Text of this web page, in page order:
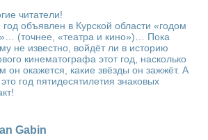
читатели!
год объявлен в Курской области «годом
(точнее, «театра и кино»)… Пока
не известно, войдёт ли в историю
кинематографа этот год, насколько
он окажется, какие звёзды он зажжёт. А
год пятидесятилетия знаковых
Gabin